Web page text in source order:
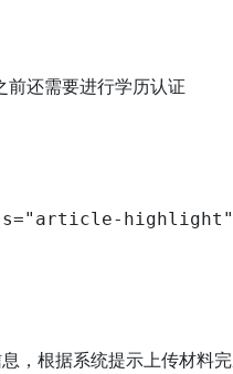
前还需要进行学历认证
highlight">
，根据系统提示上传材料